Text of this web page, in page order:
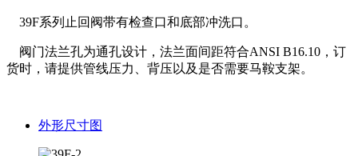
39F系列止回阀带有检查口和底部冲洗口。
阀门法兰孔为通孔设计，法兰面间距符合ANSI B16.10，订
货时，请提供管线压力、背压以及是否需要马鞍支架。
外形尺寸图